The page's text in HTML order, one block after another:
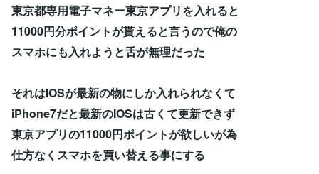
東京都専用電子マネー東京アプリを入れると
11000円分ポイントが貰えると言うので俺の
スマホにも入れようと舌が無理だった
それはIOSが最新の物にしか入れられなくて
iPhone7だと最新のIOSは古くて更新できず
東京アプリの11000円ポイントが欲しいが為
仕方なくスマホを買い替える事にする